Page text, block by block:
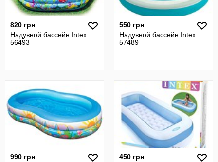
820 грн
Надувной бассейн Intex
56493
550 грн
Надувной бассейн Intex
57489
990 грн
450 грн